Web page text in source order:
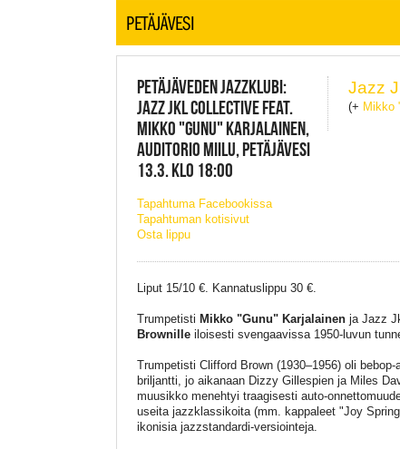
PETÄJÄVESI
PETÄJÄVEDEN JAZZKLUBI:
JAZZ JKL COLLECTIVE FEAT.
MIKKO "GUNU" KARJALAINEN,
AUDITORIO MIILU, PETÄJÄVESI
13.3. KLO 18:00
Tapahtuma Facebookissa
Tapahtuman kotisivut
Osta lippu
Jazz
(+ Mikko
Liput 15/10 €. Kannatuslippu 30 €.
Trumpetisti Mikko "Gunu" Karjalainenja Jazz
Brownilleiloisesti svengaavissa 1950-luvun
Trumpetisti Clifford Brown (1930–1956) oli
briljantti, jo aikanaan Dizzy Gillespien ja Miles
muusikko menehtyi traagisesti auto-
useita jazzklassikoita (mm. kappaleet "Joy
ikonisia jazzstandardi-versiointeja.